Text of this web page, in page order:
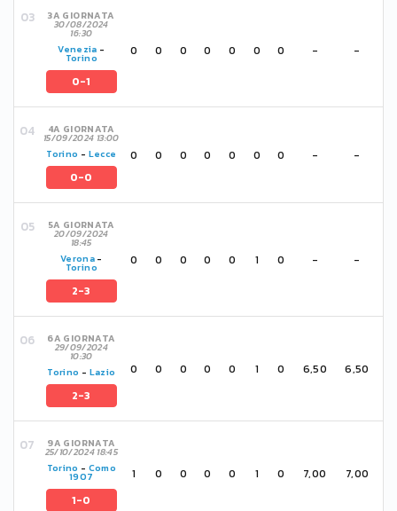
3A GIORNATA
30/08/2024
16:30
Venezia -
Torino
0-1
0 0 0 0 0 0 0 - -
4A GIORNATA
15/09/2024 13:00
Torino - Lecce
0-0
0 0 0 0 0 0 0 - -
5A GIORNATA
20/09/2024
18:45
Verona -
Torino
2-3
0 0 0 0 0 1 0 - -
6A GIORNATA
29/09/2024
10:30
Torino - Lazio
2-3
0 0 0 0 0 1 0 6,50 6,50
9A GIORNATA
25/10/2024 18:45
Torino - Como
1907
1-0
1 0 0 0 0 1 0 7,00 7,00